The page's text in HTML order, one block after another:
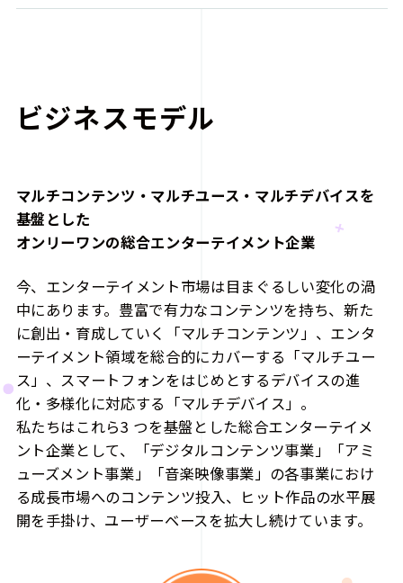
ビジネスモデル
マルチコンテンツ・マルチユース・マルチデバイスを
基盤とした
オンリーワンの総合エンターテイメント企業
今、エンターテイメント市場は目まぐるしい変化の渦
中にあります。豊富で有力なコンテンツを持ち、新た
に創出・育成していく「マルチコンテンツ」、エンタ
ーテイメント領域を総合的にカバーする「マルチユー
ス」、スマートフォンをはじめとするデバイスの進
化・多様化に対応する「マルチデバイス」。
私たちはこれら3 つを基盤とした総合エンターテイメ
ント企業として、「デジタルコンテンツ事業」「アミ
ューズメント事業」「音楽映像事業」の各事業におけ
る成長市場へのコンテンツ投入、ヒット作品の水平展
開を手掛け、ユーザーベースを拡大し続けています。